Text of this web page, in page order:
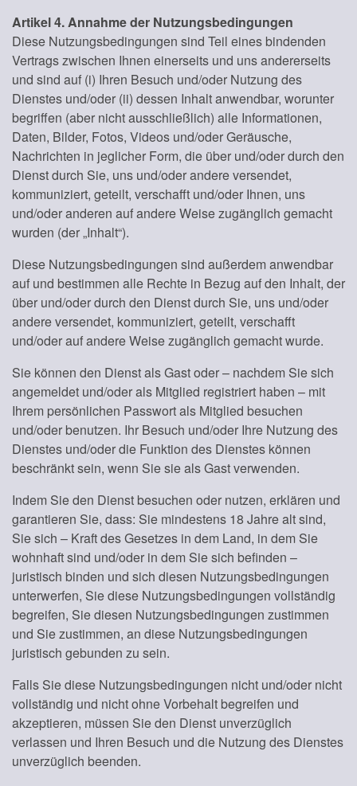
Artikel 4. Annahme der Nutzungsbedingungen
Diese Nutzungsbedingungen sind Teil eines bindenden
Vertrags zwischen Ihnen einerseits und uns andererseits
und sind auf (i) Ihren Besuch und/oder Nutzung des
Dienstes und/oder (ii) dessen Inhalt anwendbar, worunter
begriffen (aber nicht ausschließlich) alle Informationen,
Daten, Bilder, Fotos, Videos und/oder Geräusche,
Nachrichten in jeglicher Form, die über und/oder durch den
Dienst durch Sie, uns und/oder andere versendet,
kommuniziert, geteilt, verschafft und/oder Ihnen, uns
und/oder anderen auf andere Weise zugänglich gemacht
wurden (der „Inhalt“).
Diese Nutzungsbedingungen sind außerdem anwendbar
auf und bestimmen alle Rechte in Bezug auf den Inhalt, der
über und/oder durch den Dienst durch Sie, uns und/oder
andere versendet, kommuniziert, geteilt, verschafft
und/oder auf andere Weise zugänglich gemacht wurde.
Sie können den Dienst als Gast oder – nachdem Sie sich
angemeldet und/oder als Mitglied registriert haben – mit
Ihrem persönlichen Passwort als Mitglied besuchen
und/oder benutzen. Ihr Besuch und/oder Ihre Nutzung des
Dienstes und/oder die Funktion des Dienstes können
beschränkt sein, wenn Sie sie als Gast verwenden.
Indem Sie den Dienst besuchen oder nutzen, erklären und
garantieren Sie, dass: Sie mindestens 18 Jahre alt sind,
Sie sich – Kraft des Gesetzes in dem Land, in dem Sie
wohnhaft sind und/oder in dem Sie sich befinden –
juristisch binden und sich diesen Nutzungsbedingungen
unterwerfen, Sie diese Nutzungsbedingungen vollständig
begreifen, Sie diesen Nutzungsbedingungen zustimmen
und Sie zustimmen, an diese Nutzungsbedingungen
juristisch gebunden zu sein.
Falls Sie diese Nutzungsbedingungen nicht und/oder nicht
vollständig und nicht ohne Vorbehalt begreifen und
akzeptieren, müssen Sie den Dienst unverzüglich
verlassen und Ihren Besuch und die Nutzung des Dienstes
unverzüglich beenden.